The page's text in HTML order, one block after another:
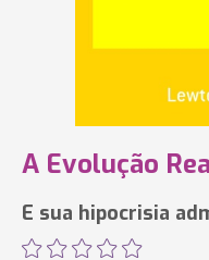
A Evolução
E sua hipocrisia